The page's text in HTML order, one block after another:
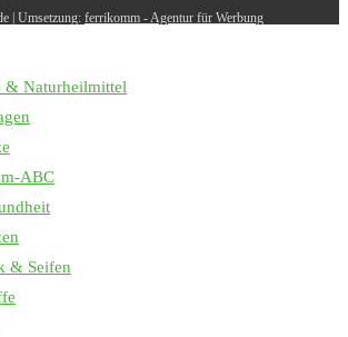
Umsetzung: ferrikomm - Agentur für Werbung
& Naturheilmittel
ABC
& Seifen